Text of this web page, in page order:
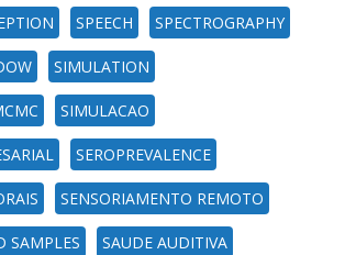
SPEECH SPECTROGRAPHY
SIMULATION
SIMULACAO
SEROPREVALENCE
SENSORIAMENTO REMOTO
SAMPLES SAUDE AUDITIVA